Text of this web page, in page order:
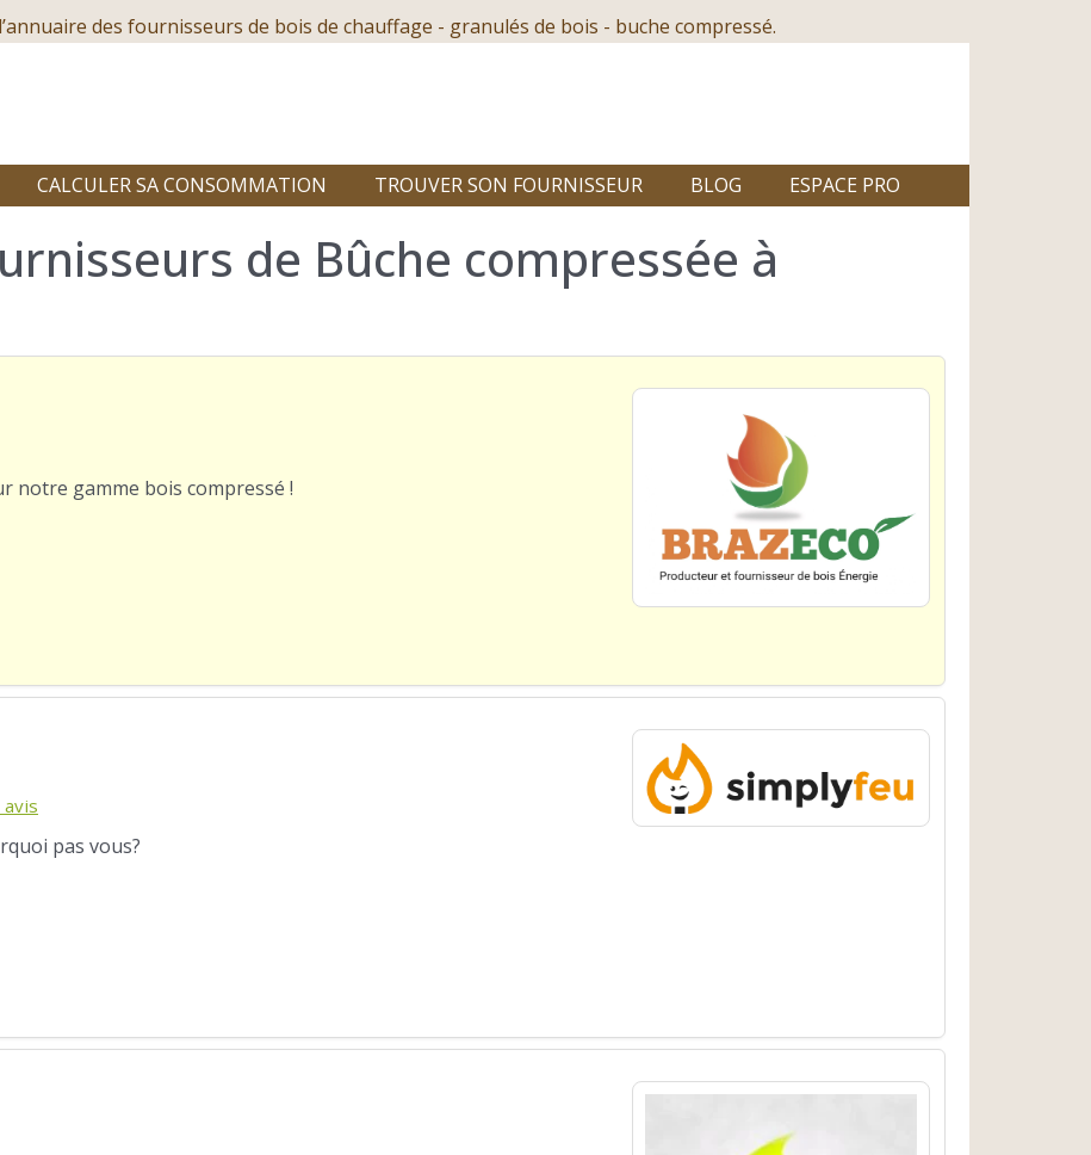
des fournisseurs de bois de chauffage - granulés de bois - buche compressé.
CALCULER SA CONSOMMATION TROUVER SON FOURNISSEUR BLOG ESPACE PRO
de Bûche compressée à
notre gamme bois compressé !
pas vous?